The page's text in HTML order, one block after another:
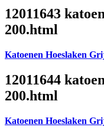
12011643
200.html
Katoenen Hoeslaken
12011644
200.html
Katoenen Hoeslaken